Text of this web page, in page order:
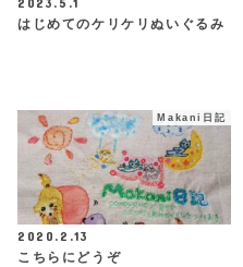
はじめてのケリケリぬいぐるみ
Makani日記
2020.2.13
こちらにどうぞ